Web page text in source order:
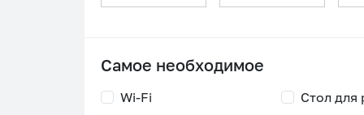
Самое необходимое
Wi-Fi
Стол для